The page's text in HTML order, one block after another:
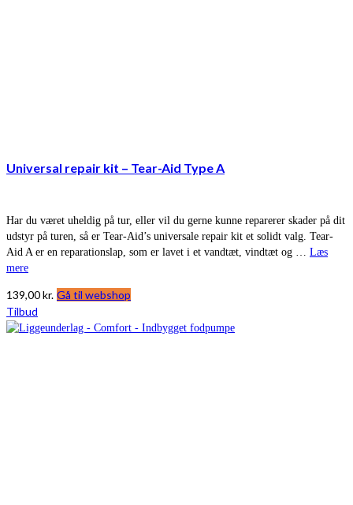
Universal repair kit – Tear-Aid Type A
Har du været uheldig på tur, eller vil du gerne kunne reparerer skader på dit
udstyr på turen, så er Tear-Aid’s universale repair kit et solidt valg. Tear-
Aid A er en reparationslap, som er lavet i et vandtæt, vindtæt og … Læs
mere
139,00kr. Gå til webshop
Tilbud